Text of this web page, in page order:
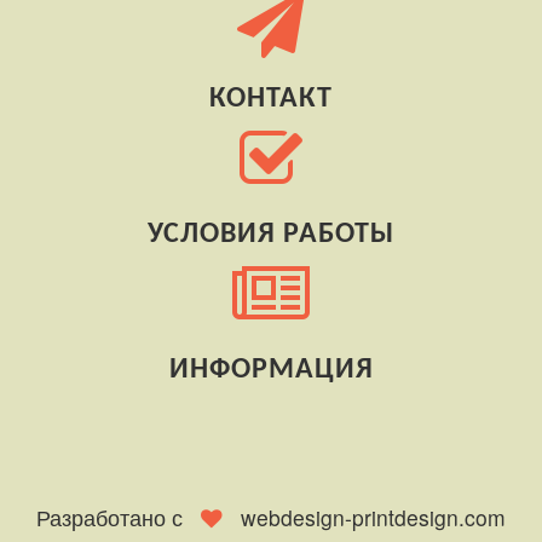
КОНТАКТ
УСЛОВИЯ РАБОТЫ
ИНФОРМАЦИЯ
Разработано с
webdesign-printdesign.com